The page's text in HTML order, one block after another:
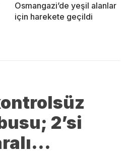
Osmangazi’de yeşil alanlar
için harekete geçildi
2’si